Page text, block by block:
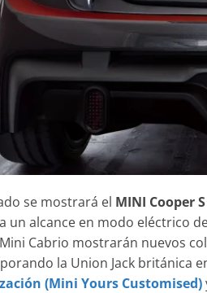
se mostrará el MINI Cooper
un alcance en modo eléctrico
Cabrio mostrarán nuevos
la Union Jack británica
(Mini Yours Customised)